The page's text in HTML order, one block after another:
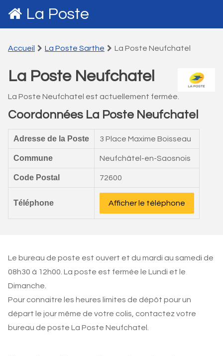
La Poste
Accueil La Poste Sarthe La Poste Neufchatel
La Poste Neufchatel
La Poste Neufchatel est actuellement fermée.
Coordonnées La Poste Neufchatel
Adresse de la Poste 3 Place Maxime Boisseau
Commune Neufchâtel-en-Saosnois
Code Postal 72600
Téléphone Afficher le téléphone
Le bureau de poste est ouvert et du mardi au samedi de
08h30 à 12h00. La poste est fermée le Lundi et le
Dimanche.
Pour connaitre les heures limites de dépôt pour un
départ le jour même de votre colis, contactez votre
bureau de poste La Poste Neufchatel.